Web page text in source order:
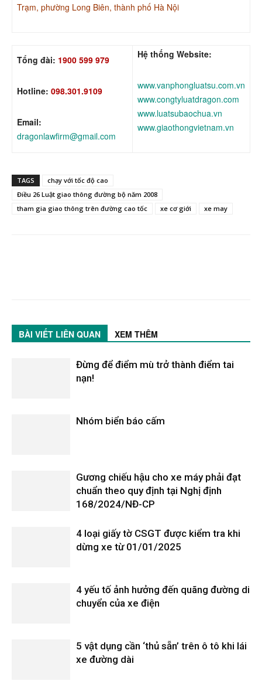
Trạm, phường Long Biên, thành phố Hà Nội
Tổng đài: 1900 599 979
Hotline: 098.301.9109
Email:
dragonlawfirm@gmail.com
Hệ thống Website:
www.vanphongluatsu.com.vn
www.congtyluatdragon.com
www.luatsubaochua.vn
www.giaothongvietnam.vn
TAGS
chạy với tốc độ cao
Điều 26 Luật giao thông đường bộ năm 2008
tham gia giao thông trên đường cao tốc
xe cơ giới xe may
BÀI VIẾT LIÊN QUAN XEM THÊM
Đừng để điểm mù trở thành điểm tai
nạn!
Nhóm biển báo cấm
Gương chiếu hậu cho xe máy phải đạt
chuẩn theo quy định tại Nghị định
168/2024/NĐ-CP
4 loại giấy tờ CSGT được kiểm tra khi
dừng xe từ 01/01/2025
4 yếu tố ảnh hưởng đến quãng đường di
chuyển của xe điện
5 vật dụng cần ‘thủ sẵn’ trên ô tô khi lái
xe đường dài